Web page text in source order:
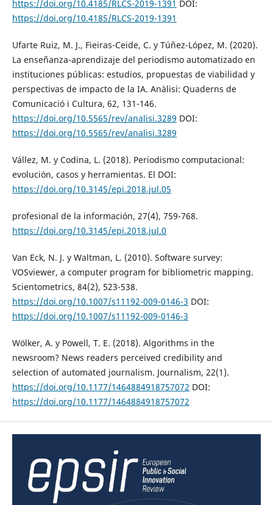
https://doi.org/10.4185/RLCS-2019-1391 DOI:
https://doi.org/10.4185/RLCS-2019-1391
Ufarte Ruiz, M. J., Fieiras-Ceide, C. y Túñez-López, M. (2020).
La enseñanza-aprendizaje del periodismo automatizado en
instituciones públicas: estudios, propuestas de viabilidad y
perspectivas de impacto de la IA. Anàlisi: Quaderns de
Comunicació i Cultura, 62, 131-146.
https://doi.org/10.5565/rev/analisi.3289 DOI:
https://doi.org/10.5565/rev/analisi.3289
Vállez, M. y Codina, L. (2018). Periodismo computacional:
evolución, casos y herramientas. El DOI:
https://doi.org/10.3145/epi.2018.jul.05
profesional de la información, 27(4), 759-768.
https://doi.org/10.3145/epi.2018.jul.0
Van Eck, N. J. y Waltman, L. (2010). Software survey:
VOSviewer, a computer program for bibliometric mapping.
Scientometrics, 84(2), 523-538.
https://doi.org/10.1007/s11192-009-0146-3 DOI:
https://doi.org/10.1007/s11192-009-0146-3
Wölker, A. y Powell, T. E. (2018). Algorithms in the
newsroom? News readers perceived credibility and
selection of automated journalism. Journalism, 22(1).
https://doi.org/10.1177/1464884918757072 DOI:
https://doi.org/10.1177/1464884918757072